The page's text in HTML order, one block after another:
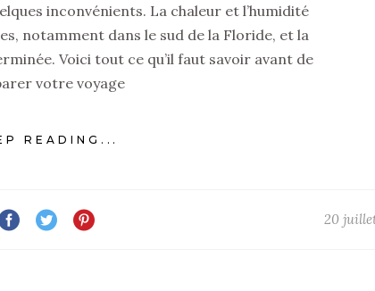
inconvénients. La chaleur et l’humidité
notamment dans le sud de la Floride, et la
Voici tout ce qu’il faut savoir avant de
votre voyage
READING...
20